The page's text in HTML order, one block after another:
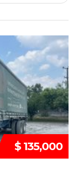
REMATE
$ 135,000